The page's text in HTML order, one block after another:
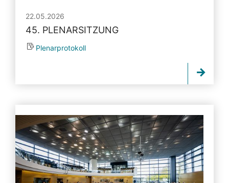
22.05.2026
45. PLENARSITZUNG
Plenarprotokoll